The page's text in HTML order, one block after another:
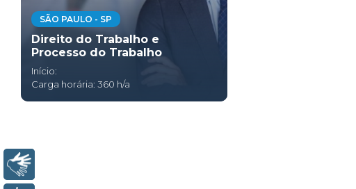
SÃO PAULO - SP
Direito do Trabalho e
Processo do Trabalho
Início:
Carga horária: 360 h/a